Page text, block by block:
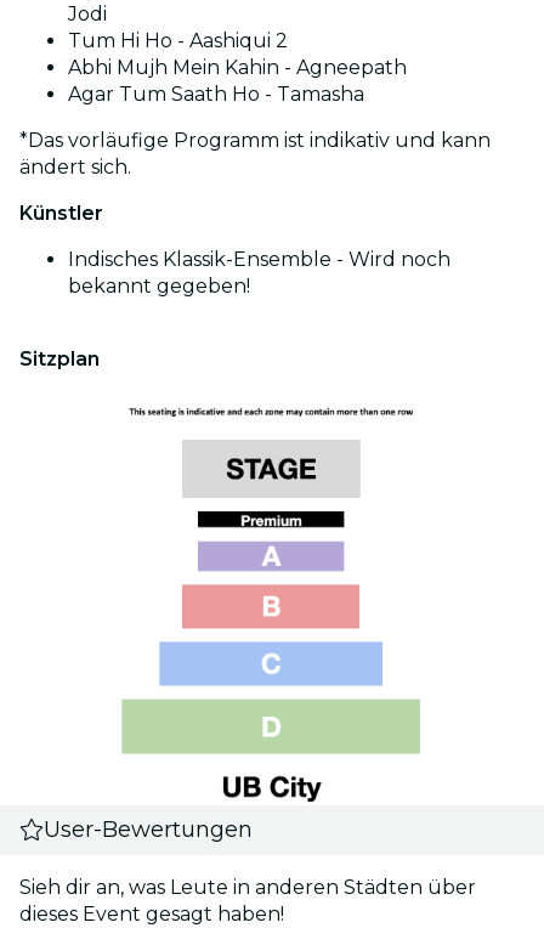
Jodi
Tum Hi Ho - Aashiqui 2
Abhi Mujh Mein Kahin - Agneepath
Agar Tum Saath Ho - Tamasha
*Das vorläufige Programm ist indikativ und kann
ändert sich.
Künstler
Indisches Klassik-Ensemble - Wird noch
bekannt gegeben!
Sitzplan
User-Bewertungen
Sieh dir an, was Leute in anderen Städten über
dieses Event gesagt haben!